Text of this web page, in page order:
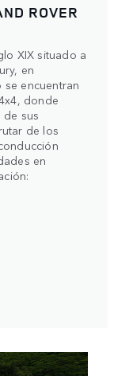
ROVER
XIX situado a
en
encuentran
donde
sus
de los
en